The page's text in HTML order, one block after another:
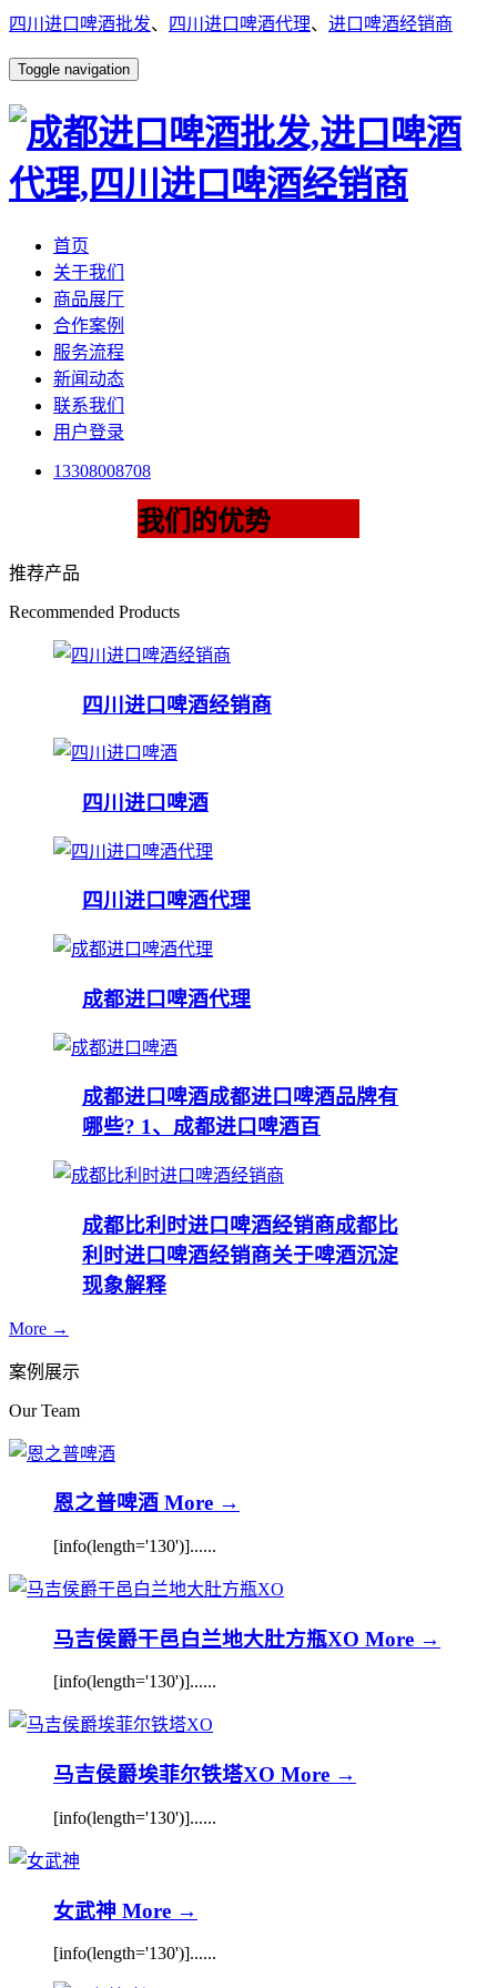
四川进口啤酒批发、 四川进口啤酒代理、 进口啤酒经销商
Toggle navigation
首页
关于我们
商品展厅
合作案例
服务流程
新闻动态
联系我们
用户登录
13308008708
我们的优势
推荐产品
Recommended Products
四川进口啤酒经销商
四川进口啤酒
四川进口啤酒代理
成都进口啤酒代理
成都进口啤酒成都进口啤酒品牌有
哪些? 1、成都进口啤酒百
成都比利时进口啤酒经销商成都比
利时进口啤酒经销商关于啤酒沉淀
现象解释
More →
案例展示
Our Team
恩之普啤酒 More →
[info(length='130')]......
马吉侯爵干邑白兰地大肚方瓶XO More →
[info(length='130')]......
马吉侯爵埃菲尔铁塔XO More →
[info(length='130')]......
女武神 More →
[info(length='130')]......